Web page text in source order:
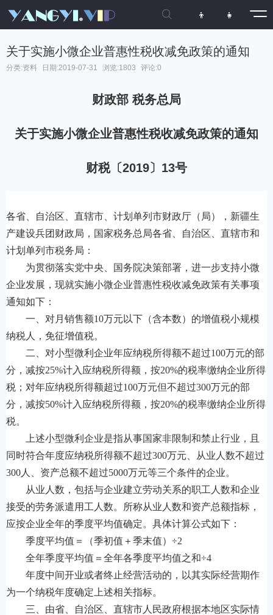
👦 👧

关于实施小微企业普惠性税收减免政策的通知
分类:资料 日期:2019-07-31 浏览:1803 评论:0
财政部 税务总局
关于实施小微企业普惠性税收减免政策的通知
财税〔2019〕13号
各省、自治区、直辖市、计划单列市财政厅（局），新疆生
产建设兵团财政局，国家税务总局各省、自治区、直辖市和
计划单列市税务局：
为贯彻落实党中央、国务院决策部署，进一步支持小微
企业发展，现就实施小微企业普惠性税收减免政策有关事项
通知如下：
一、对月销售额10万元以下（含本数）的增值税小规模
纳税人，免征增值税。
二、对小型微利企业年应纳税所得额不超过100万元的部
分，减按25%计入应纳税所得额，按20%的税率缴纳企业所得
税；对年应纳税所得额超过100万元但不超过300万元的部
分，减按50%计入应纳税所得额，按20%的税率缴纳企业所得
税。
上述小型微利企业是指从事国家非限制和禁止行业，且
同时符合年度应纳税所得额不超过300万元、从业人数不超过
300人、资产总额不超过5000万元等三个条件的企业。
从业人数，包括与企业建立劳动关系的职工人数和企业
接受的劳务派遣用工人数。所称从业人数和资产总额指标，
应按企业全年的季度平均值确定。具体计算公式如下：
季度平均值＝（季初值＋季末值）÷2
全年季度平均值＝全年各季度平均值之和÷4
年度中间开业或者终止经营活动的，以其实际经营期作
为一个纳税年度确定上述相关指标。
三、由省、自治区、直辖市人民政府根据本地区实际情